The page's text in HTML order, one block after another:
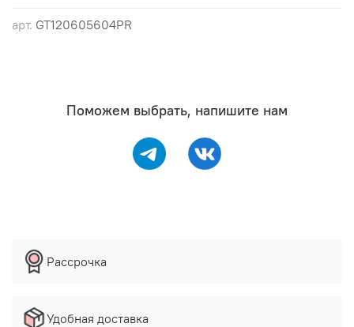
арт. GT120605604PR
Поможем выбрать, напишите нам
Рассрочка
Удобная доставка